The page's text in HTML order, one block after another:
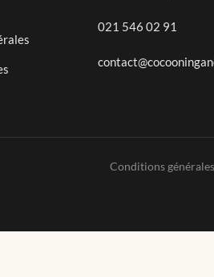
021 546 02 91
Conditions générales